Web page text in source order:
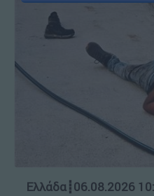
Ελλάδα┋06.08.2026